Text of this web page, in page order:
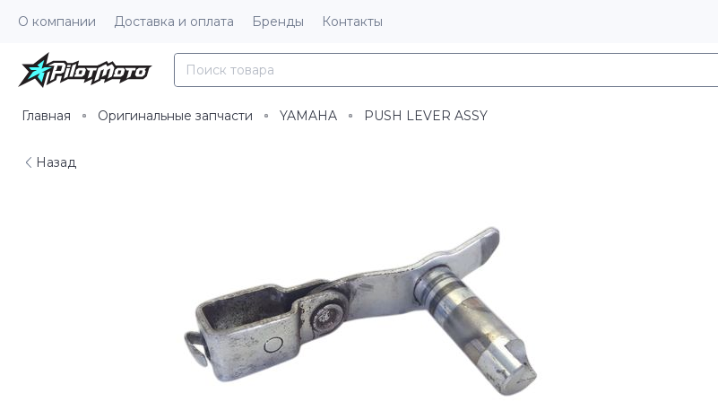
О компании Доставка и оплата Бренды Контакты
Главная Оригинальные запчасти YAMAHA PUSH LEVER ASSY
Назад